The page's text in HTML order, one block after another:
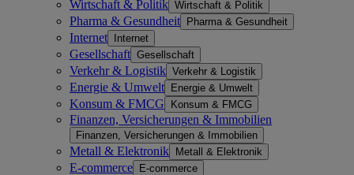
Wirtschaft & Politik Wirtschaft & Politik
Pharma & Gesundheit Pharma & Gesundheit
Internet Internet
Gesellschaft Gesellschaft
Verkehr & Logistik Verkehr & Logistik
Energie & Umwelt Energie & Umwelt
Konsum & FMCG Konsum & FMCG
Finanzen, Versicherungen & Immobilien
Finanzen, Versicherungen & Immobilien
Metall & Elektronik Metall & Elektronik
E-commerce E-commerce